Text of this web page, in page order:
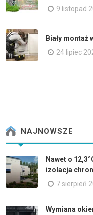
9 listopad
Biały montaż
24 lipiec
NAJNOWSZE
Nawet o
izolacja
7 sierpień
Wymiana